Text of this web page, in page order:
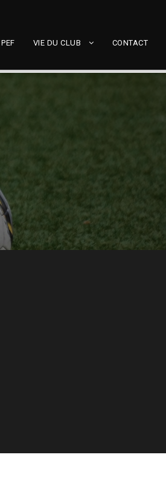
PEF VIE DU CLUB CONTACT